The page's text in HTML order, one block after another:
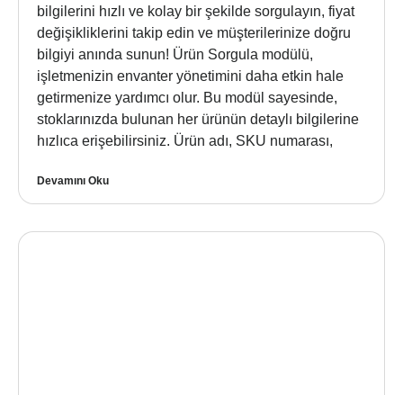
bilgilerini hızlı ve kolay bir şekilde sorgulayın, fiyat
değişikliklerini takip edin ve müşterilerinize doğru
bilgiyi anında sunun! Ürün Sorgula modülü,
işletmenizin envanter yönetimini daha etkin hale
getirmenize yardımcı olur. Bu modül sayesinde,
stoklarınızda bulunan her ürünün detaylı bilgilerine
hızlıca erişebilirsiniz. Ürün adı, SKU numarası,
Devamını Oku